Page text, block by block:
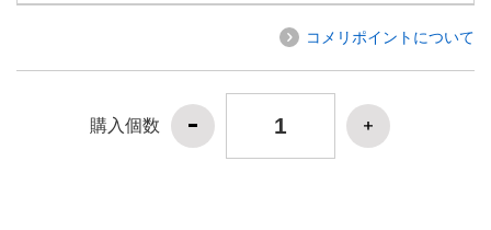
コメリポイントについて
購入個数